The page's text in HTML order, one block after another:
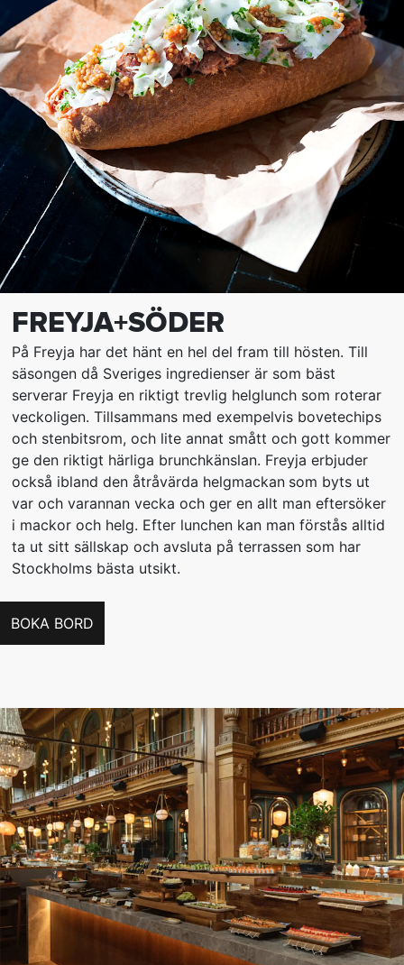
FREYJA+SÖDER
På Freyja har det hänt en hel del fram till hösten. Till
säsongen då Sveriges ingredienser är som bäst
serverar Freyja en riktigt trevlig helglunch som roterar
veckoligen. Tillsammans med exempelvis bovetechips
och stenbitsrom, och lite annat smått och gott kommer
ge den riktigt härliga brunchkänslan. Freyja erbjuder
också ibland den åtråvärda helgmackan som byts ut
var och varannan vecka och ger en allt man eftersöker
i mackor och helg. Efter lunchen kan man förstås alltid
ta ut sitt sällskap och avsluta på terrassen som har
Stockholms bästa utsikt.
BOKA BORD